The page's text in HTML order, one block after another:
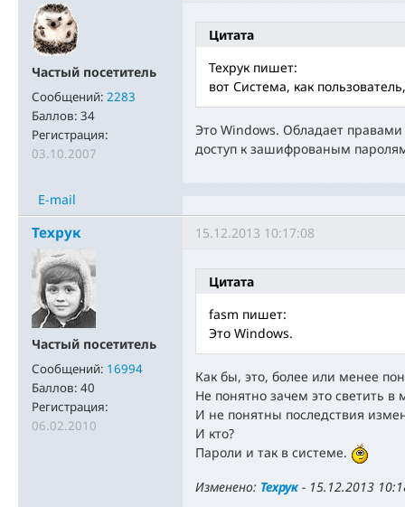
Частый посетитель
Сообщений: 2283
Баллов: 34
Регистрация:
03.10.2007
Цитата
Техрук пишет:
вот Система, как
Это Windows. Обладает
доступ к зашифрованым
E-mail
Техрук
Частый посетитель
Сообщений: 16994
Баллов: 40
Регистрация:
06.02.2010
15.12.2013 10:17:08
Цитата
fasm пишет:
Это Windows.
Как бы, это, более или менее
Не понятно зачем это светить
И не понятны последствия
И кто?
Пароли и так в системе.
Изменено: Техрук- 15.12.2013